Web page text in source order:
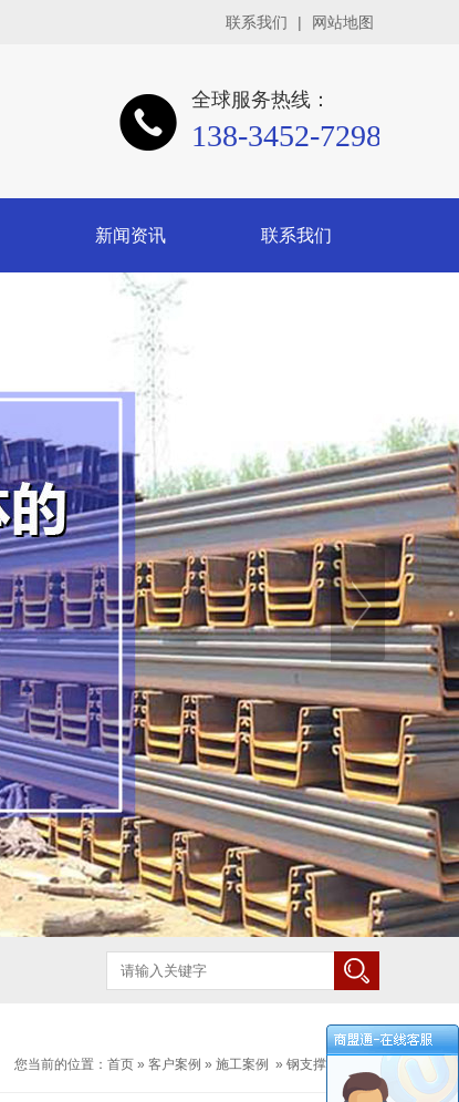
联系我们 | 网站地图
全球服务热线：
138-3452-7298
新闻资讯 联系我们
您当前的位置： 首页 » 客户案例 » 施工案例 » 钢支撑施工案例